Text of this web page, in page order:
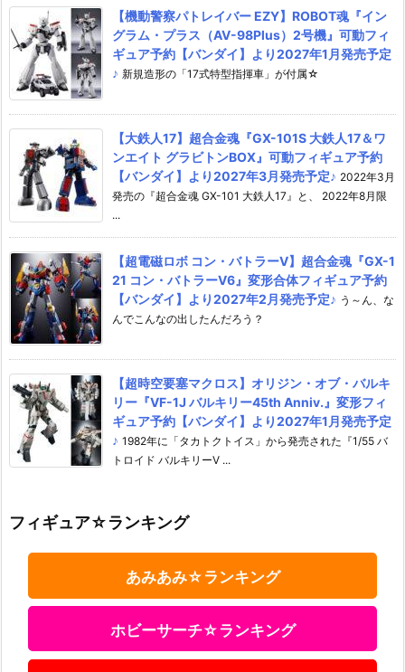
【機動警察パトレイバー EZY】ROBOT魂『イン
グラム・プラス（AV-98Plus）2号機』可動フィ
ギュア予約【バンダイ】より2027年1月発売予定
♪ 新規造形の「17式特型指揮車」が付属☆
【大鉄人17】超合金魂『GX-101S 大鉄人17＆ワ
ンエイト グラビトンBOX』可動フィギュア予約
【バンダイ】より2027年3月発売予定♪ 2022年3月
発売の『超合金魂 GX-101 大鉄人17』と、 2022年8月限
...
【超電磁ロボ コン・バトラーV】超合金魂『GX-1
21 コン・バトラーV6』変形合体フィギュア予約
【バンダイ】より2027年2月発売予定♪ う～ん、な
んでこんなの出したんだろう？
【超時空要塞マクロス】オリジン・オブ・バルキ
リー『VF-1J バルキリー45th Anniv.』変形フィ
ギュア予約【バンダイ】より2027年1月発売予定
♪ 1982年に「タカトクトイス」から発売された『1/55 バ
トロイド バルキリーV ...
フィギュア☆ランキング
あみあみ☆ランキング
ホビーサーチ☆ランキング